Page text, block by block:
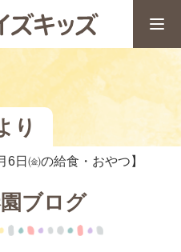
り
6日㈮の給食・おやつ】
ブログ